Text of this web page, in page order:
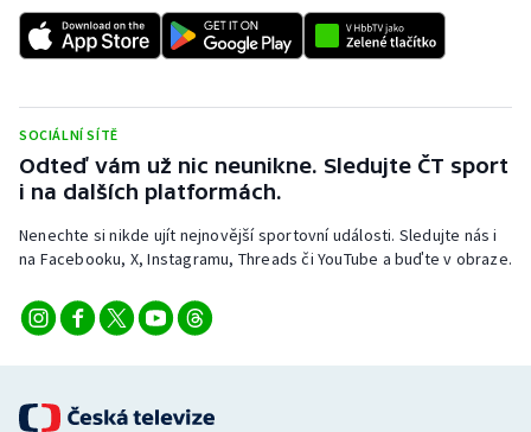
Sportovní střelba
Stolní tenis
Triatlon
Vodní slalom
Volejbal
SOCIÁLNÍ SÍTĚ
Odteď vám už nic neunikne. Sledujte ČT sport
i na dalších platformách.
Nenechte si nikde ujít nejnovější sportovní události. Sledujte nás i
na Facebooku, X, Instagramu, Threads či YouTube a buďte v obraze.